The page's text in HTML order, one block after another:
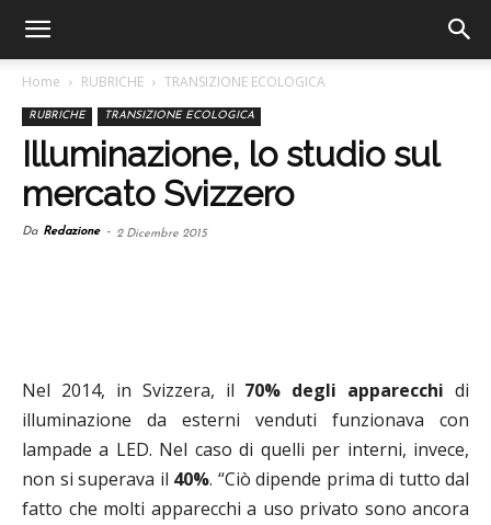
Home RUBRICHE TRANSIZIONE ECOLOGICA
RUBRICHE TRANSIZIONE ECOLOGICA
Illuminazione, lo studio sul
mercato Svizzero
Da Redazione - 2 Dicembre 2015
Nel 2014, in Svizzera, il 70% degli apparecchi di
illuminazione da esterni venduti funzionava con
lampade a LED. Nel caso di quelli per interni, invece,
non si superava il 40%. “Ciò dipende prima di tutto dal
fatto che molti apparecchi a uso privato sono ancora